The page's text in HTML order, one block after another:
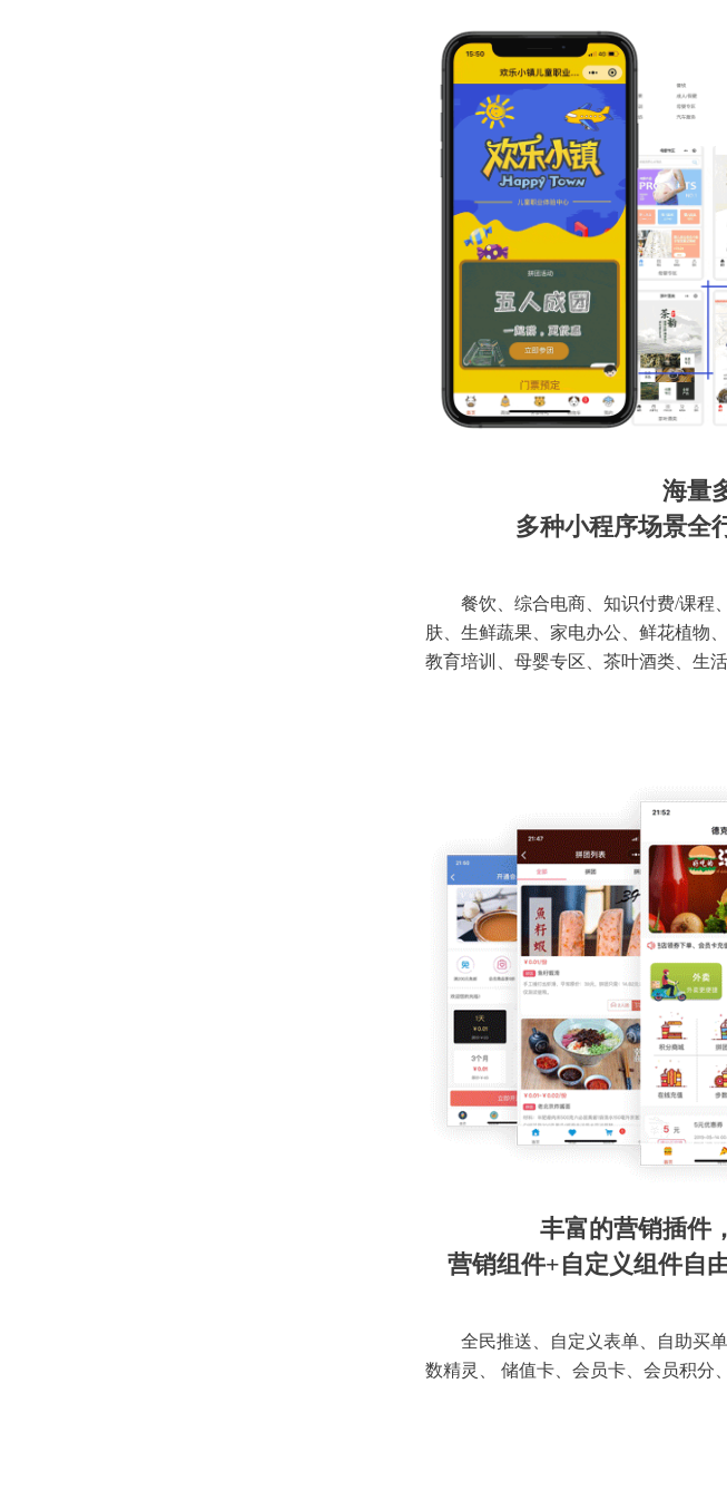
海量
多种小程序场景全
餐饮、综合电商、知识付费/课程
肤、生鲜蔬果、家电办公、鲜花植物
教育培训、母婴专区、茶叶酒类、生
丰富的营销插件
营销组件+自定义组件自
全民推送、自定义表单、自助买
数精灵、 储值卡、会员卡、会员积分